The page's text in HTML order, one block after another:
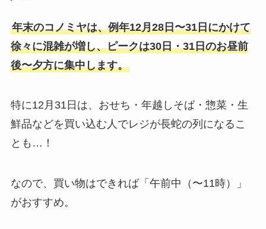
年末のコノミヤは、例年12月28日〜31日にかけて
徐々に混雑が増し、ピークは30日・31日のお昼前
後〜夕方に集中します。
特に12月31日は、おせち・年越しそば・惣菜・生
鮮品などを買い込む人でレジが長蛇の列になるこ
とも…！
なので、買い物はできれば「午前中（〜11時）」
がおすすめ。